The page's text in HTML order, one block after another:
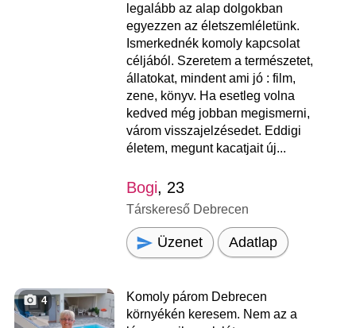
legalább az alap dolgokban
egyezzen az életszemléletünk.
Ismerkednék komoly kapcsolat
céljából. Szeretem a természetet,
állatokat, mindent ami jó : film,
zene, könyv. Ha esetleg volna
kedved még jobban megismerni,
várom visszajelzésedet. Eddigi
életem, megunt kacatjait új...
Bogi, 23
Társkereső Debrecen
Üzenet Adatlap
4
Komoly párom Debrecen
környékén keresem. Nem az a